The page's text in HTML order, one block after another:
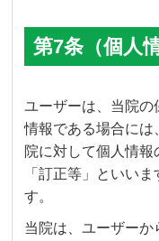
第7条（個人
ユーザーは、当院の
情報である場合には
院に対して個人情報
「訂正等」といい
す。
当院は、ユーザーか